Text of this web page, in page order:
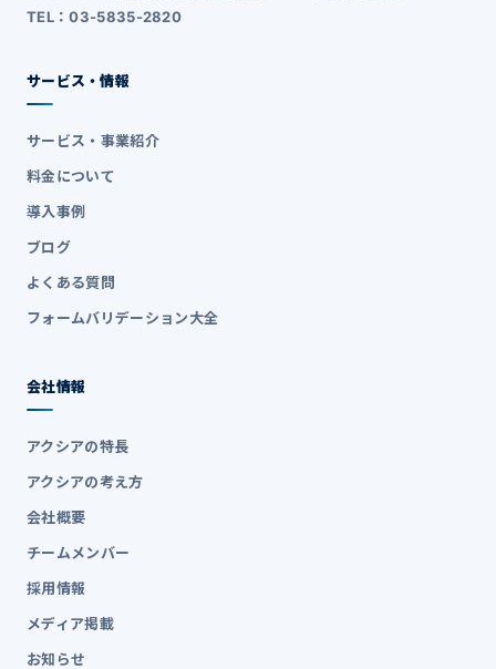
TEL：03-5835-2820
サービス・情報
サービス・事業紹介
料金について
導入事例
ブログ
よくある質問
フォームバリデーション大全
会社情報
アクシアの特長
アクシアの考え方
会社概要
チームメンバー
採用情報
メディア掲載
お知らせ